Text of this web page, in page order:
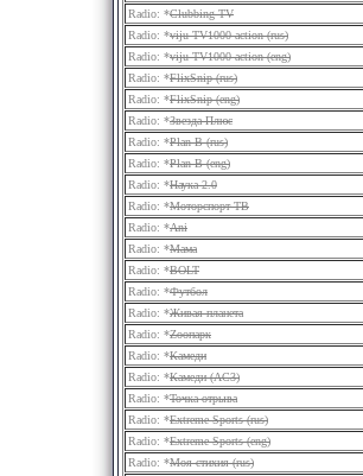
Radio: *Clubbing TV
Radio: *viju TV1000 action (rus)
Radio: *viju TV1000 action (eng)
Radio: *FlixSnip (rus)
Radio: *FlixSnip (eng)
Radio: *Звезда Плюс
Radio: *Plan B (rus)
Radio: *Plan B (eng)
Radio: *Наука 2.0
Radio: *Моторспорт ТВ
Radio: *Ani
Radio: *Мама
Radio: *BOLT
Radio: *Футбол
Radio: *Живая планета
Radio: *Zooпарк
Radio: *Камеди
Radio: *Камеди (AC3)
Radio: *Точка отрыва
Radio: *Extreme Sports (rus)
Radio: *Extreme Sports (eng)
Radio: *Моя стихия (rus)